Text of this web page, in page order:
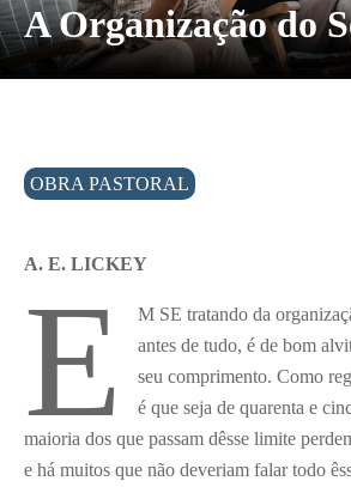
A Organização do
OBRA PASTORAL
A. E. LICKEY
E
M SE tratando da
antes de tudo, é de bom
seu comprimento. Como
é que seja de quarenta e
maioria dos que passam dêsse limite
e há muitos que não deveriam falar todo